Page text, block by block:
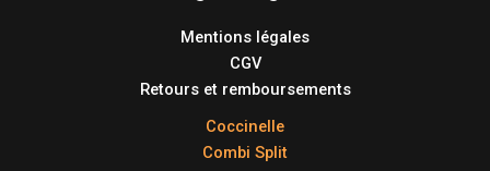
Mentions légales
CGV
Retours et remboursements
Coccinelle
Combi Split